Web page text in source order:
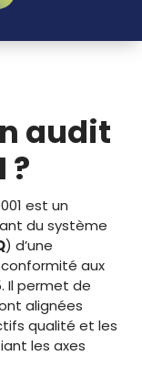
audit
?
est un
du système
) d’une
aux
Il permet de
alignées
qualité et les
les axes